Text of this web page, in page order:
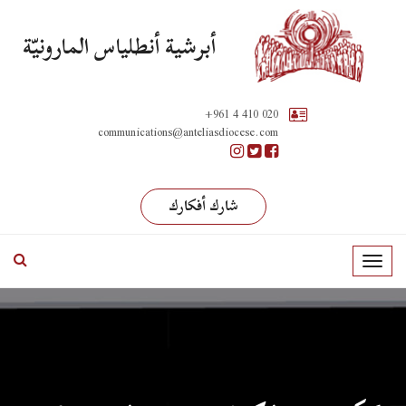
أبرشية أنطلياس المارونيّة
+961 4 410 020
communications@anteliasdiocese.com
شارك أفكارك
T
o
g